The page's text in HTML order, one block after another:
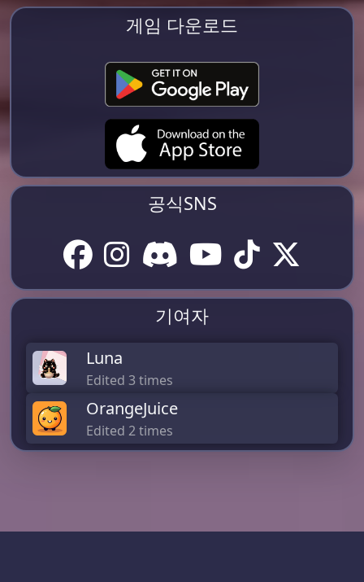
게임 다운로드
공식SNS
기여자
Luna
Edited 3 times
OrangeJuice
Edited 2 times